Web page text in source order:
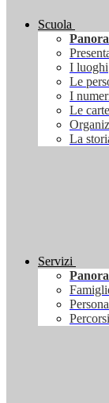
Scuola
I luoghi
Le
I
Le
La
Servizi